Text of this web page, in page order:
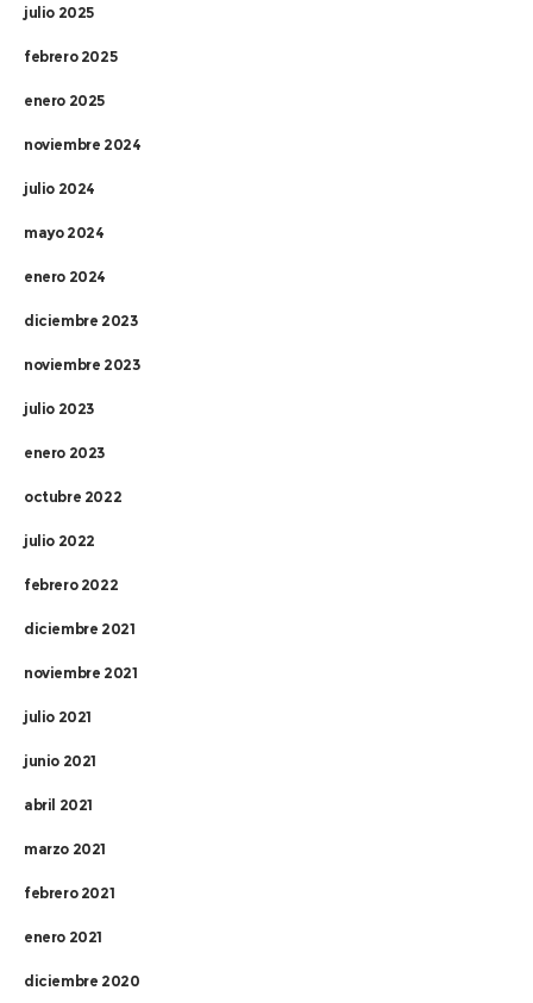
julio 2025
febrero 2025
enero 2025
noviembre 2024
julio 2024
mayo 2024
enero 2024
diciembre 2023
noviembre 2023
julio 2023
enero 2023
octubre 2022
julio 2022
febrero 2022
diciembre 2021
noviembre 2021
julio 2021
junio 2021
abril 2021
marzo 2021
febrero 2021
enero 2021
diciembre 2020